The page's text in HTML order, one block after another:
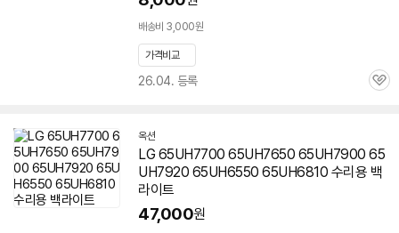
배송비 3,000원
가격비교
26.04. 등록
관
옥션
LG 65UH7700 65UH7650 65UH7900 65
UH7920 65UH6550 65UH6810 수리용 백
라이트
47,000원